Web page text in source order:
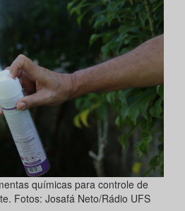
químicas para controle de
Fotos: Josafá Neto/Rádio UFS